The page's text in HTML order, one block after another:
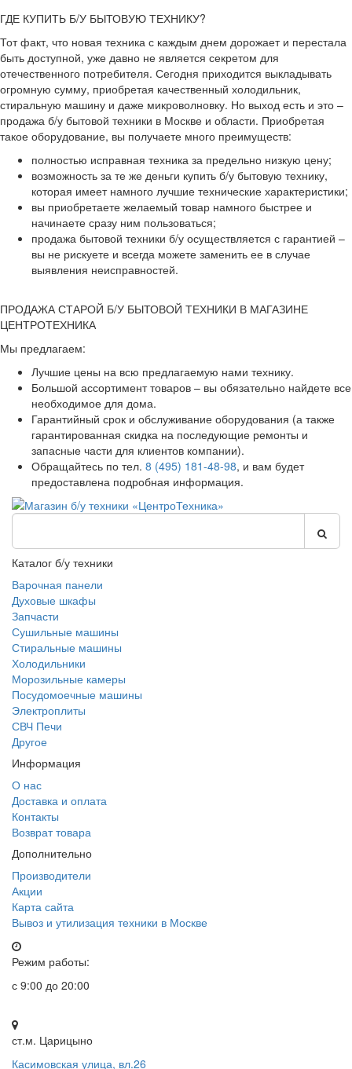
ГДЕ КУПИТЬ Б/У БЫТОВУЮ ТЕХНИКУ?
Тот факт, что новая техника с каждым днем дорожает и перестала
быть доступной, уже давно не является секретом для
отечественного потребителя. Сегодня приходится выкладывать
огромную сумму, приобретая качественный холодильник,
стиральную машину и даже микроволновку. Но выход есть и это –
продажа б/у бытовой техники в Москве и области. Приобретая
такое оборудование, вы получаете много преимуществ:
полностью исправная техника за предельно низкую цену;
возможность за те же деньги купить б/у бытовую технику,
которая имеет намного лучшие технические характеристики;
вы приобретаете желаемый товар намного быстрее и
начинаете сразу ним пользоваться;
продажа бытовой техники б/у осуществляется с гарантией –
вы не рискуете и всегда можете заменить ее в случае
выявления неисправностей.
ПРОДАЖА СТАРОЙ Б/У БЫТОВОЙ ТЕХНИКИ В МАГАЗИНЕ
ЦЕНТРОТЕХНИКА
Мы предлагаем:
Лучшие цены на всю предлагаемую нами технику.
Большой ассортимент товаров – вы обязательно найдете все
необходимое для дома.
Гарантийный срок и обслуживание оборудования (а также
гарантированная скидка на последующие ремонты и
запасные части для клиентов компании).
Обращайтесь по тел. 8 (495) 181-48-98, и вам будет
предоставлена подробная информация.
Каталог б/у техники
Варочная панели
Духовые шкафы
Запчасти
Сушильные машины
Стиральные машины
Холодильники
Морозильные камеры
Посудомоечные машины
Электроплиты
СВЧ Печи
Другое
Информация
О нас
Доставка и оплата
Контакты
Возврат товара
Дополнительно
Производители
Акции
Карта сайта
Вывоз и утилизация техники в Москве
Режим работы:
с 9:00 до 20:00
ст.м. Царицыно
Касимовская улица, вл.26